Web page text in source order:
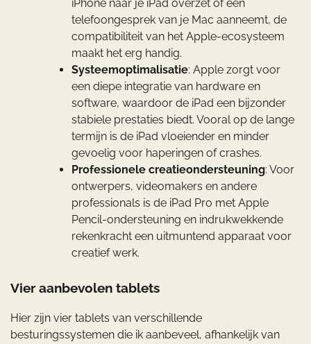
iPhone naar je iPad overzet of een
telefoongesprek van je Mac aanneemt, de
compatibiliteit van het Apple-ecosysteem
maakt het erg handig.
Systeemoptimalisatie: Apple zorgt voor
een diepe integratie van hardware en
software, waardoor de iPad een bijzonder
stabiele prestaties biedt. Vooral op de lange
termijn is de iPad vloeiender en minder
gevoelig voor haperingen of crashes.
Professionele creatieondersteuning: Voor
ontwerpers, videomakers en andere
professionals is de iPad Pro met Apple
Pencil-ondersteuning en indrukwekkende
rekenkracht een uitmuntend apparaat voor
creatief werk.
Vier aanbevolen tablets
Hier zijn vier tablets van verschillende
besturingssystemen die ik aanbeveel, afhankelijk van